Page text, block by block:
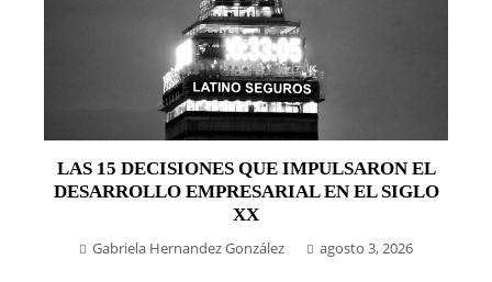
LAS 15 DECISIONES QUE IMPULSARON EL
DESARROLLO EMPRESARIAL EN EL SIGLO
XX
Gabriela Hernandez González agosto 3, 2026